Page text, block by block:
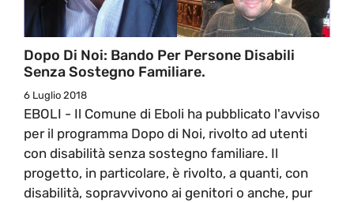
Dopo Di Noi: Bando Per Persone Disabili
Senza Sostegno Familiare.
6 Luglio 2018
EBOLI - Il Comune di Eboli ha pubblicato l'avviso
per il programma Dopo di Noi, rivolto ad utenti
con disabilità senza sostegno familiare. Il
progetto, in particolare, è rivolto, a quanti, con
disabilità, sopravvivono ai genitori o anche, pur